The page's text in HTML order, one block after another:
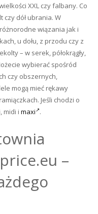
XXL czy falbany. Co
czy dół ubrania. W
wiązania jak i
u dołu, z przodu czy z
– w serek, półokrągły,
wybierać spośród
czy obszernych,
mogą mieć rękawy
Jeśli chodzi o
midi i maxi .
–